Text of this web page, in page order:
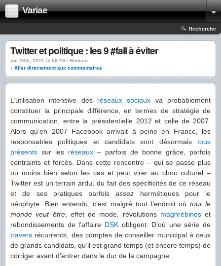
Variae
Recherche
Twitter et politique : les 9 #fail à éviter
juil 28th, 2011 @ 08:29 › Romain
↓ Aller directement aux commentaires
L’utilisation intensive des réseaux sociaux va probablement
constituer la principale différence, en termes de stratégie de
communication, entre la présidentielle 2012 et celle de 2007.
Alors qu’en 2007 Facebook arrivait à peine en France, les
responsables politiques et candidats sont désormais tous
présents sur les réseaux – parfois de bonne grâce, parfois
contraints et forcés. Dans cette rencontre – qui se passe plus
ou moins bien selon les cas et peut virer au choc culturel –
Twitter est un terrain ardu, du fait des spécificités de ce réseau
et de ses pratiques parfoisassez hermétiques pour le
néophyte. Bien entendu, c’est malgré tout l’endroit oùtout le
monde veut être, effet de mode, révolutions maghrébineset
rebondissements de l’affaire DSKobligent. D’où une série de
travers récurrents, des comptes de conseiller municipal à ceux
de grands candidats, qu’il est grand temps (et encore temps) de
corriger avant d’entrer dans le dur de la campagne.